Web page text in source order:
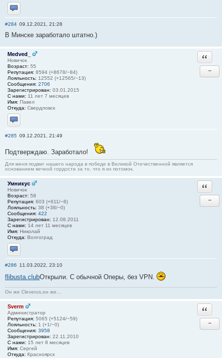
Отправить личное сообщение
#284 09.12.2021, 21:28
В Минске заработало штатно.)
Medved_
Новичок
Возраст: 55
Репутация: 8594 (+8678/−84)
Лояльность: 12552 (+12565/−13)
Сообщения: 2706
Зарегистрирован: 03.01.2015
С нами: 11 лет 7 месяцев
Имя: Павел
Откуда: Свердловск
Отправить личное сообщение
−
#285 09.12.2021, 21:49
Подтверждаю. Заработало!
Для меня подвиг нашего народа в победе в Великой Отечественной является
основанием вечной гордости за то, что я их потомок.
Умникус
Новичок
Возраст: 58
Репутация: 603 (+611/−8)
Лояльность: 38 (+38/−0)
Сообщения: 422
Зарегистрирован: 12.08.2011
С нами: 14 лет 11 месяцев
Имя: Николай
Откуда: Волгоград
Отправить личное сообщение
−
#286 11.03.2022, 23:10
flibusta.clubОткрыли. С обычной Оперы, без VPN.
Он же Cleverus,он же...
Sverm
Администратор
Репутация: 5065 (+5124/−59)
Лояльность: 1 (+1/−0)
Сообщения: 3958
Зарегистрирован: 22.11.2010
С нами: 15 лет 8 месяцев
Имя: Сергей
Откуда: Красноярск
−